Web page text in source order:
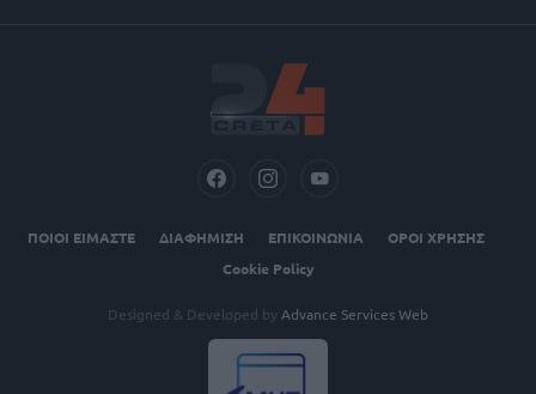
ΠΟΙΟΙ ΕΙΜΑΣΤΕ ΔΙΑΦΗΜΙΣΗ ΕΠΙΚΟΙΝΩΝΙΑ
ΟΡΟΙ ΧΡΗΣΗΣ
Cookie Policy
Designed & Developed by Advance Services Web